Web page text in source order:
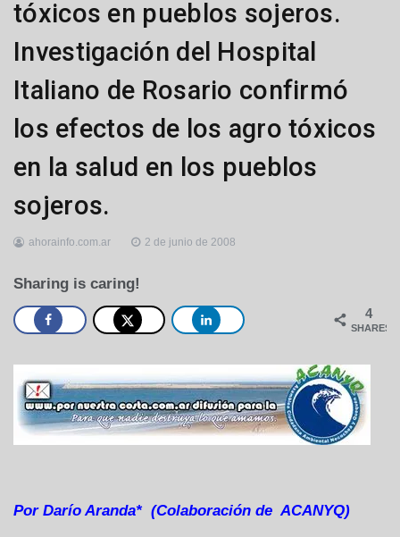
tóxicos en pueblos sojeros.
Investigación del Hospital
Italiano de Rosario confirmó
los efectos de los agro tóxicos
en la salud en los pueblos
sojeros.
ahorainfo.com.ar 2 de junio de 2008
Sharing is caring!
4
SHARES
Por Darío Aranda* (Colaboración de ACANYQ)